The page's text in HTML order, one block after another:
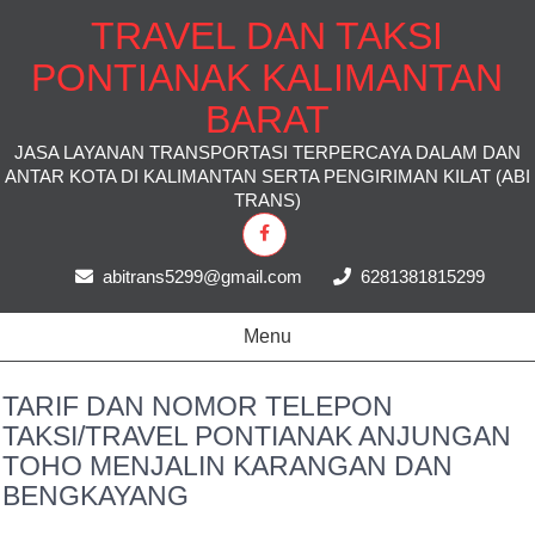
TRAVEL DAN TAKSI
PONTIANAK KALIMANTAN
BARAT
JASA LAYANAN TRANSPORTASI TERPERCAYA DALAM DAN
ANTAR KOTA DI KALIMANTAN SERTA PENGIRIMAN KILAT (ABI
TRANS)
abitrans5299@gmail.com 6281381815299
Menu
TARIF DAN NOMOR TELEPON
TAKSI/TRAVEL PONTIANAK ANJUNGAN
TOHO MENJALIN KARANGAN DAN
BENGKAYANG